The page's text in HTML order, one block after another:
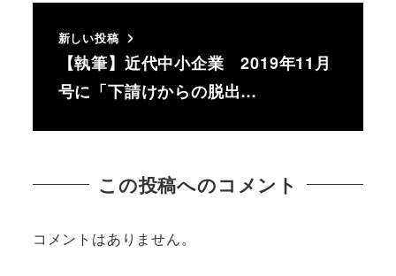
新しい投稿
【執筆】近代中小企業 2019年11月
号に「下請けからの脱出…
この投稿へのコメント
コメントはありません。